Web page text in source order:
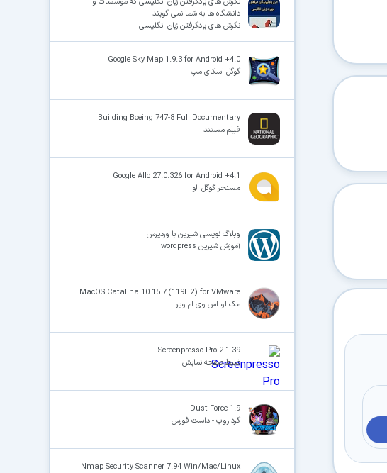
دانشگاه ها به شما نمی گویند
نگرش های یادگرفتن زبان انگلیسی
Google Sky Map 1.9.3 for Android +4.0
گوگل اسکای مپ
Building Boeing 747-8 Full Documentary
فیلم مستند
Google Allo 27.0.326 for Android +4.1
مسنجر گوگل الو
وبلاگ نویسی شیرین با وردپرس
آموزش شیرین wordpress
MacOS Catalina 10.15.7 (119H2) for VMware
مک او اس وی ام ویر
Screenpresso Pro 2.1.39
ضبط صفحه نمایش
Dust Force 1.9
گرد روب - داست فورس
Nmap Security Scanner 7.94 Win/Mac/Linux